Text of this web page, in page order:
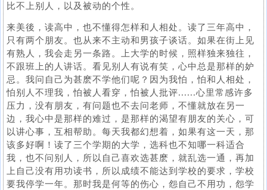
比不上别人，以及被动的个性。
来美後，读高中，也不懂得怎样和人相处。读了三年高中，
只有两个朋友。也从来不主动和男孩子谈话。如果在街上见
有熟人，我会走另一条路。上大学的时候，照样独来独往，
不跟班上的人讲话。看见别人有说有笑，心中总是那样的妒
忌。我问自己为甚麽不学他们呢？因为我怕，怕和人相处，
怕别人不理我，怕被人看穿，怕被人批评......心里常感许多
压力，没有朋友，有问题也不去问老师，不懂就放在另一
边，我心中是那样的难过，是那样的渴望有朋友的关心，可
以讲心事，互相帮助。每天我都幻想着，如果有这一天，那
该多好啊！读了三个学期的大学，选科也不知哪一科适合
我，也不问别人，所以自己喜欢选甚麽，就乱选一通，再加
上自己没有用功读书，所以成绩不能达到学校的要求，学校
要我停学一年。那时我是何等的伤心，怨自己不用功，怨学